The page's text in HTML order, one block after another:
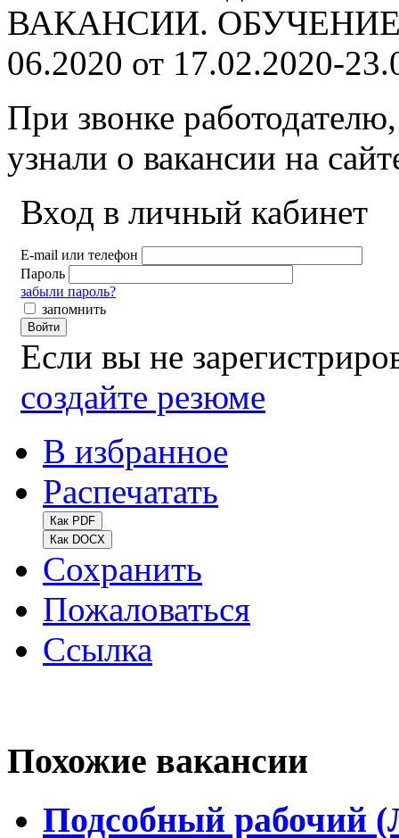
ВАКАНСИИ.
06.2020 от 17.02.2020-
При звонке
узнали о вакансии на
Вход в личный кабинет
E-mail или телефон
Пароль
забыли пароль?
запомнить
Войти
Если вы не
создайте резюме
В избранное
Распечатать
Как PDF
Как DOCX
Сохранить
Пожаловаться
Ссылка
Похожие вакансии
Подсобный рабочий